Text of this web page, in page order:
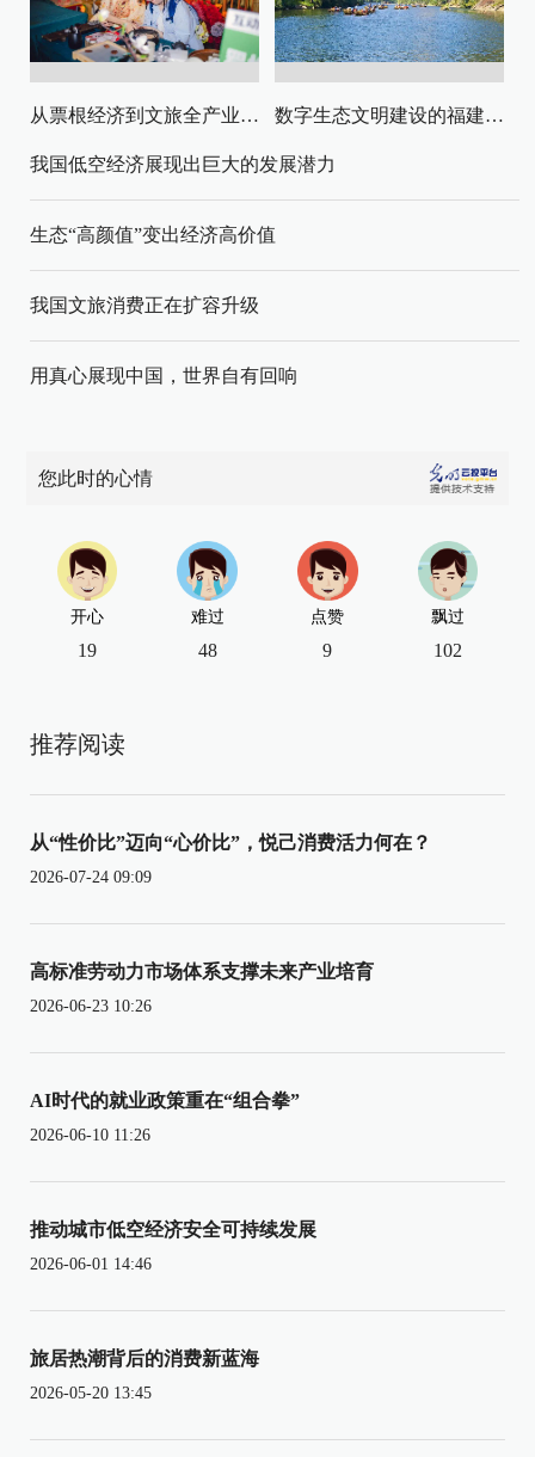
从票根经济到文旅全产业链升级 数字生态文明建设的福建路径与启示
我国低空经济展现出巨大的发展潜力
生态“高颜值”变出经济高价值
我国文旅消费正在扩容升级
用真心展现中国，世界自有回响
您此时的心情
开心
19
难过
48
点赞
9
飘过
102
推荐阅读
从“性价比”迈向“心价比”，悦己消费活力何在？
2026-07-24 09:09
高标准劳动力市场体系支撑未来产业培育
2026-06-23 10:26
AI时代的就业政策重在“组合拳”
2026-06-10 11:26
推动城市低空经济安全可持续发展
2026-06-01 14:46
旅居热潮背后的消费新蓝海
2026-05-20 13:45